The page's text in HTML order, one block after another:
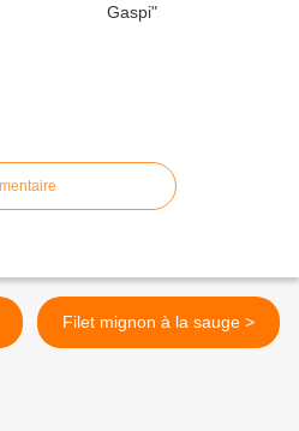
Filet mignon à la sauge >